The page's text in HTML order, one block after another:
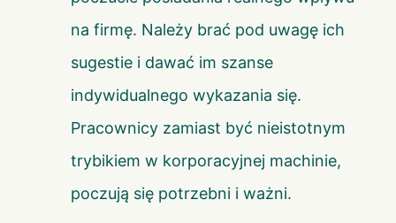
na firmę. Należy brać pod uwagę ich
sugestie i dawać im szanse
indywidualnego wykazania się.
Pracownicy zamiast być nieistotnym
trybikiem w korporacyjnej machinie,
poczują się potrzebni i ważni.